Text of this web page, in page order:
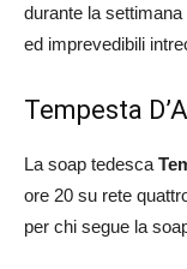
durante la
ed imprevedibili
Tempesta
La soap tedesca
ore 20 su rete
per chi segue la